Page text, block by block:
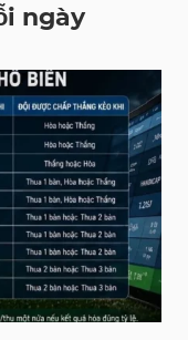
ngày